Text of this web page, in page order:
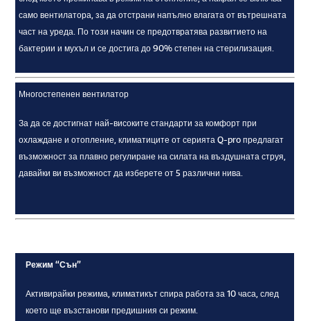
само вентилатора, за да отстрани напълно влагата от вътрешната
част на уреда. По този начин се предотвратява развитието на
бактерии и мухъл и се достига до 90% степен на стерилизация.
Многостепенен вентилатор
За да се достигнат най-високите стандарти за комфорт при
охлаждане и отопление, климатиците от серията Q-pro предлагат
възможност за плавно регулиране на силата на въздушната струя,
давайки ви възможност да изберете от 5 различни нива.
Режим “Сън”
Активирайки режима, климатикът спира работа за 10 часа, след
което ще възстанови предишния си режим.